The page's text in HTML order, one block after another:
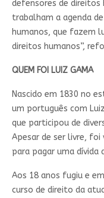
defensores de direitos
trabalham a agenda
humanos, que fazem
direitos humanos”,
QUEM FOI LUIZ GAMA
Nascido em 1830 no
um português com
que participou de
Apesar de ser livre, foi
para pagar uma dívida
Aos 18 anos fugiu e
curso de direito da